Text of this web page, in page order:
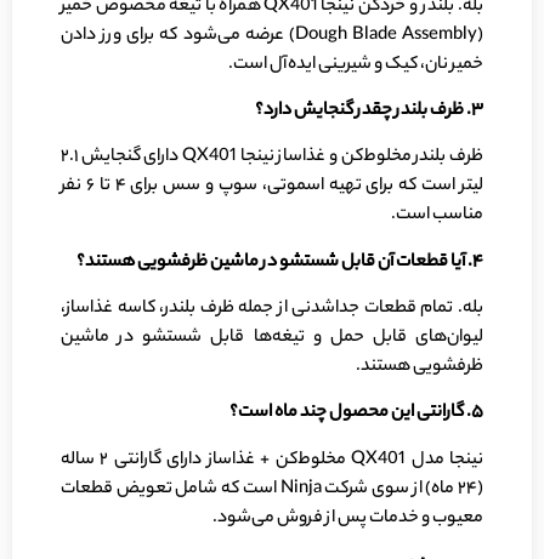
بله. بلندر و خردکن نینجا QX401 همراه با تیغه مخصوص خمیر
(Dough Blade Assembly) عرضه می‌شود که برای ورز دادن
خمیر نان، کیک و شیرینی ایده‌آل است.
۳.ظرف بلندر چقدر گنجایش دارد؟
ظرف بلندر مخلوط‌کن و غذاساز نینجا QX401 دارای گنجایش ۲.۱
لیتر است که برای تهیه اسموتی، سوپ و سس برای ۴ تا ۶ نفر
مناسب است.
۴.آیا قطعات آن قابل شستشو در ماشین ظرفشویی هستند؟
بله. تمام قطعات جداشدنی از جمله ظرف بلندر، کاسه غذاساز،
لیوان‌های قابل حمل و تیغه‌ها قابل شستشو در ماشین
ظرفشویی هستند.
۵.گارانتی این محصول چند ماه است؟
نینجا مدل QX401 مخلوط‌کن + غذاساز دارای گارانتی ۲ ساله
(۲۴ ماه) از سوی شرکت Ninja است که شامل تعویض قطعات
معیوب و خدمات پس از فروش می‌شود.